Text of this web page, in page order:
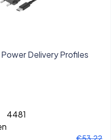
Delivery Profiles
4481
€53,22